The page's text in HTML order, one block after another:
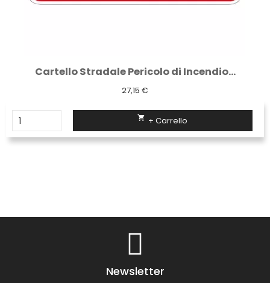
Cartello Stradale Pericolo di Incendio...
27,15 €
 + Carrello
Newsletter